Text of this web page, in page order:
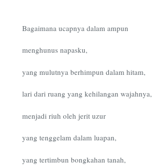
Bagaimana ucapnya dalam ampun
menghunus napasku,
yang mulutnya berhimpun dalam hitam,
lari dari ruang yang kehilangan wajahnya,
menjadi riuh oleh jerit uzur
yang tenggelam dalam luapan,
yang tertimbun bongkahan tanah,